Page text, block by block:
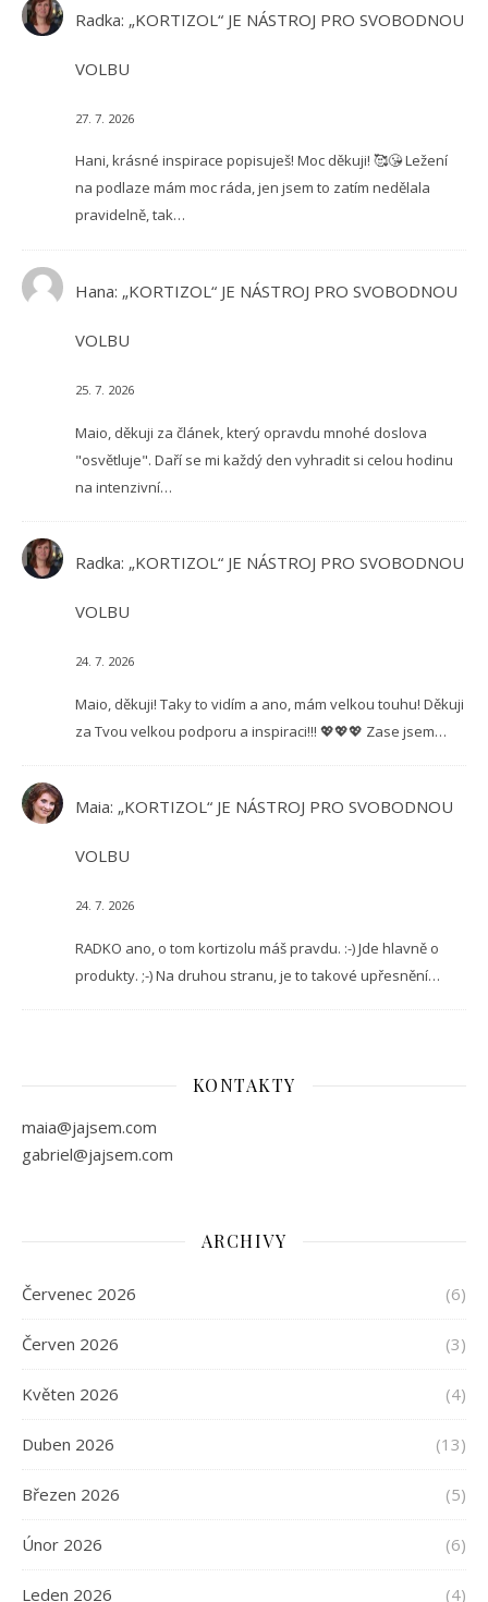
Radka: „KORTIZOL“ JE NÁSTROJ PRO SVOBODNOU
VOLBU
27. 7. 2026
Hani, krásné inspirace popisuješ! Moc děkuji! 🥰😘 Ležení
na podlaze mám moc ráda, jen jsem to zatím nedělala
pravidelně, tak…
Hana: „KORTIZOL“ JE NÁSTROJ PRO SVOBODNOU
VOLBU
25. 7. 2026
Maio, děkuji za článek, který opravdu mnohé doslova
"osvětluje". Daří se mi každý den vyhradit si celou hodinu
na intenzivní…
Radka: „KORTIZOL“ JE NÁSTROJ PRO SVOBODNOU
VOLBU
24. 7. 2026
Maio, děkuji! Taky to vidím a ano, mám velkou touhu! Děkuji
za Tvou velkou podporu a inspiraci!!! 💖💖💖 Zase jsem…
Maia: „KORTIZOL“ JE NÁSTROJ PRO SVOBODNOU
VOLBU
24. 7. 2026
RADKO ano, o tom kortizolu máš pravdu. :-) Jde hlavně o
produkty. ;-) Na druhou stranu, je to takové upřesnění…
KONTAKTY
maia@jajsem.com
gabriel@jajsem.com
ARCHIVY
Červenec 2026 (6)
Červen 2026 (3)
Květen 2026 (4)
Duben 2026 (13)
Březen 2026 (5)
Únor 2026 (6)
Leden 2026 (4)